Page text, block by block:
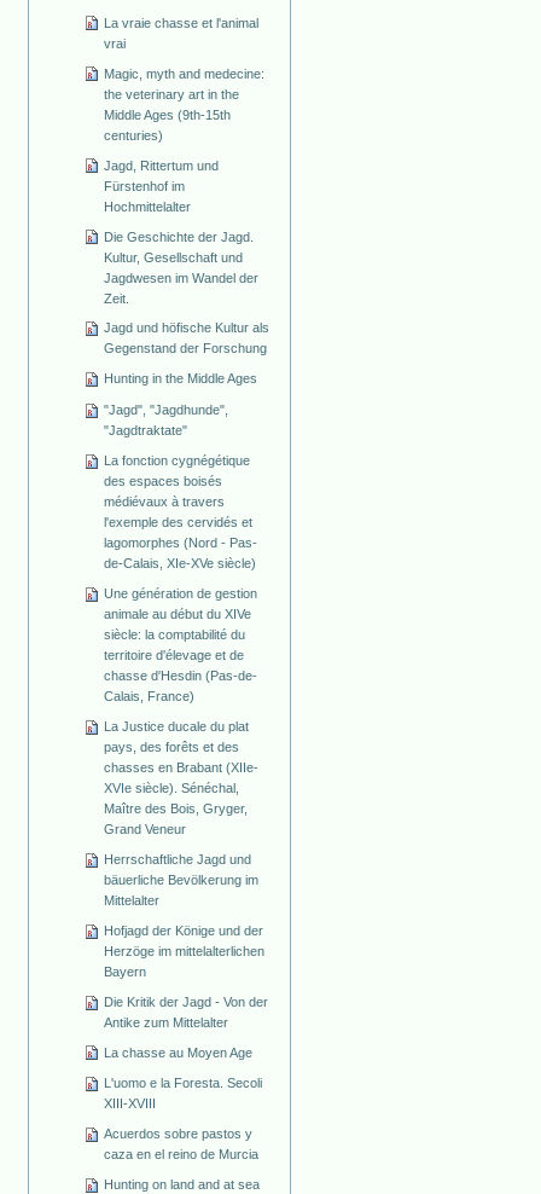
La vraie chasse et l'animal
vrai
Magic, myth and medecine:
the veterinary art in the
Middle Ages (9th-15th
centuries)
Jagd, Rittertum und
Fürstenhof im
Hochmittelalter
Die Geschichte der Jagd.
Kultur, Gesellschaft und
Jagdwesen im Wandel der
Zeit.
Jagd und höfische Kultur als
Gegenstand der Forschung
Hunting in the Middle Ages
"Jagd", "Jagdhunde",
"Jagdtraktate"
La fonction cygnégétique
des espaces boisés
médiévaux à travers
l'exemple des cervidés et
lagomorphes (Nord - Pas-
de-Calais, XIe-XVe siècle)
Une génération de gestion
animale au début du XIVe
siècle: la comptabilité du
territoire d'élevage et de
chasse d'Hesdin (Pas-de-
Calais, France)
La Justice ducale du plat
pays, des forêts et des
chasses en Brabant (XIIe-
XVIe siècle). Sénéchal,
Maître des Bois, Gryger,
Grand Veneur
Herrschaftliche Jagd und
bäuerliche Bevölkerung im
Mittelalter
Hofjagd der Könige und der
Herzöge im mittelalterlichen
Bayern
Die Kritik der Jagd - Von der
Antike zum Mittelalter
La chasse au Moyen Age
L'uomo e la Foresta. Secoli
XIII-XVIII
Acuerdos sobre pastos y
caza en el reino de Murcia
Hunting on land and at sea